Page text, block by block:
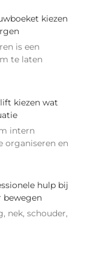
kiezen
is een
te laten
kiezen wat
intern
organiseren en
hulp bij
bewegen
nek, schouder,